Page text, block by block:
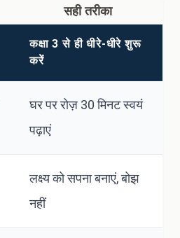
सही तरीका
कक्षा 3 से ही धीरे-धीरे शुरू
करें
घर पर रोज़ 30 मिनट स्वयं
पढ़ाएं
लक्ष्य को सपना बनाएं, बोझ
नहीं